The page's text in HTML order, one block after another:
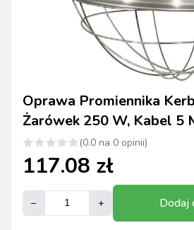
Oprawa Promiennika
Żarówek 250 W, Kabel 5
(0.0 na 0 opinii)
117.08 zł
– + Dodaj